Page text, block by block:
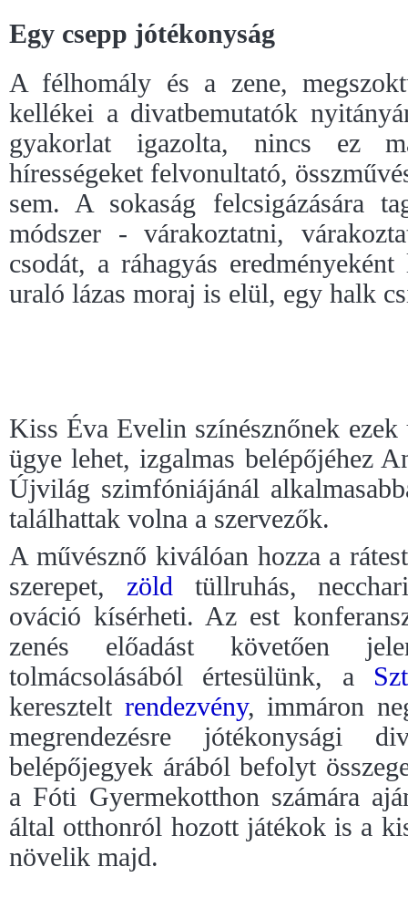
Egy csepp jótékonyság
A félhomály és a zene,
kellékei a divatbemutatók
gyakorlat igazolta, nincs ez
hírességeket felvonultató,
sem. A sokaság felcsigázására
módszer - várakoztatni,
csodát, a ráhagyás
uraló lázas moraj is elül, egy halk
Kiss Éva Evelin színésznőnek ezek
ügye lehet, izgalmas belépőjéhez
Újvilág szimfóniájánál
találhattak volna a szervezők.
A művésznő kiválóan hozza a
szerepet, zöld tüllruhás,
ováció kísérheti. Az est
zenés előadást követően
tolmácsolásából értesülünk, a
keresztelt rendezvény, immáron
megrendezésre jótékonysági
belépőjegyek árából befolyt
a Fóti Gyermekotthon számára
által otthonról hozott játékok is a
növelik majd.